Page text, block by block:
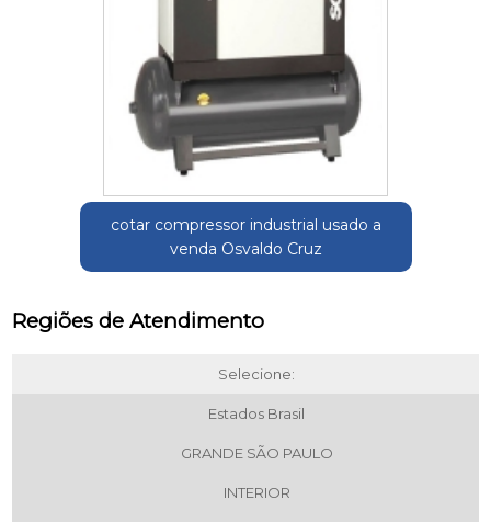
cotar compressor industrial usado a
venda Osvaldo Cruz
Regiões de Atendimento
Selecione:
Estados Brasil
GRANDE SÃO PAULO
INTERIOR